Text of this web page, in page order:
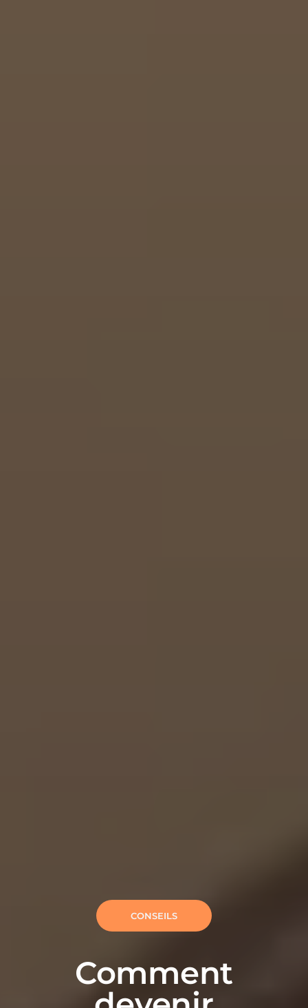
CONSEILS
Comment